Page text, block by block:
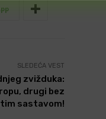
SLEDEĆA VEST
zvižduka:
drugi bez
sastavom!